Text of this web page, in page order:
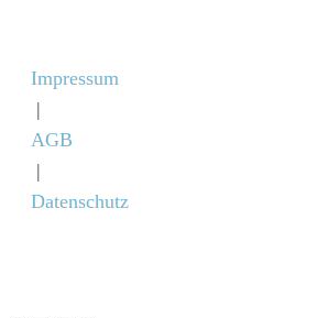
Impressum
|
AGB
|
Datenschutz